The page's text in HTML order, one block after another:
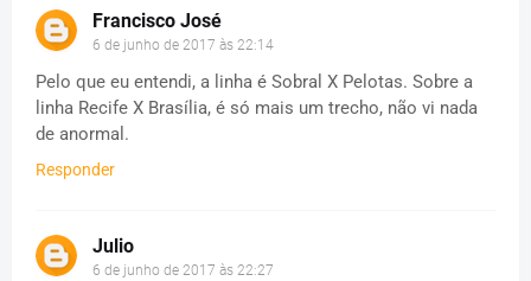
Francisco José
6 de junho de 2017 às 22:14
Pelo que eu entendi, a linha é Sobral X Pelotas. Sobre a
linha Recife X Brasília, é só mais um trecho, não vi nada
de anormal.
Responder
Julio
6 de junho de 2017 às 22:27